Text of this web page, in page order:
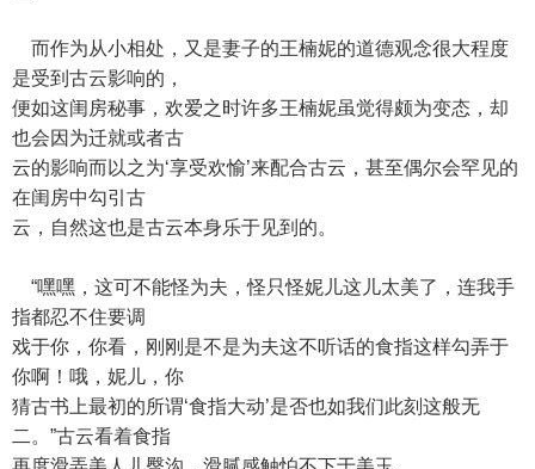
而作为从小相处，又是妻子的王楠妮的道德观念很大程度
是受到古云影响的，
便如这闺房秘事，欢爱之时许多王楠妮虽觉得颇为变态，却
也会因为迁就或者古
云的影响而以之为‘享受欢愉’来配合古云，甚至偶尔会罕见的
在闺房中勾引古
云，自然这也是古云本身乐于见到的。
“嘿嘿，这可不能怪为夫，怪只怪妮儿这儿太美了，连我手
指都忍不住要调
戏于你，你看，刚刚是不是为夫这不听话的食指这样勾弄于
你啊！哦，妮儿，你
猜古书上最初的所谓‘食指大动’是否也如我们此刻这般无
二。”古云看着食指